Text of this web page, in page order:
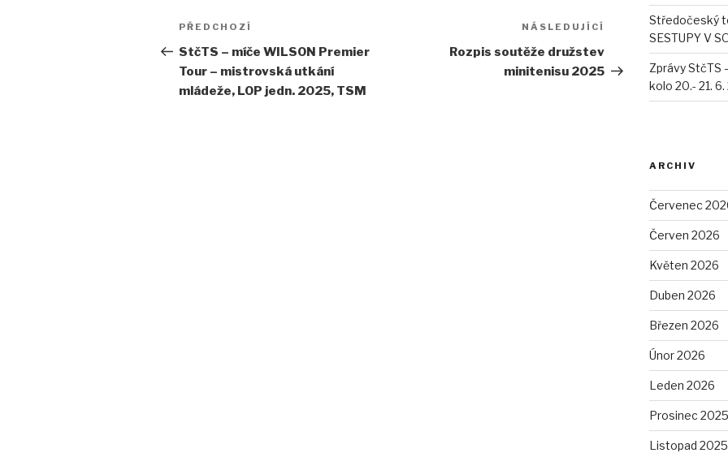
Navigace
pro
příspěvek
Předchozí
příspěvek
PŘEDCHOZÍ
StčTS – míče WILSON Premier
Tour – mistrovská utkání
mládeže, LOP jedn. 2025, TSM
Následující
příspěvek
NÁSLEDUJÍCÍ
Rozpis soutěže družstev
minitenisu 2025
Středočeský
SESTUPY V
Zprávy StčTS
kolo 20.- 21.
ARCHIV
Červenec
Červen 2026
Květen 2026
Duben 2026
Březen 2026
Únor 2026
Leden 2026
Prosinec 2025
Listopad 2025